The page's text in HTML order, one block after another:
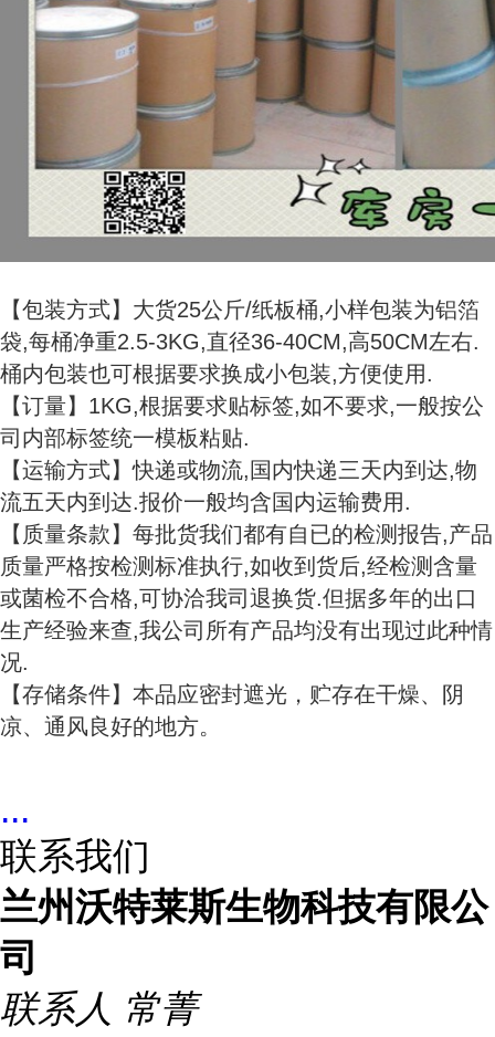
【包装方式】大货25公斤/纸板桶,小样包装为铝箔
袋,每桶净重2.5-3KG,直径36-40CM,高50CM左右.
桶内包装也可根据要求换成小包装,方便使用.
【订量】1KG,根据要求贴标签,如不要求,一般按公
司内部标签统一模板粘贴.
【运输方式】快递或物流,国内快递三天内到达,物
流五天内到达.报价一般均含国内运输费用.
【质量条款】每批货我们都有自已的检测报告,产品
质量严格按检测标准执行,如收到货后,经检测含量
或菌检不合格,可协洽我司退换货.但据多年的出口
生产经验来查,我公司所有产品均没有出现过此种情
况.
【存储条件】本品应密封遮光，贮存在干燥、阴
凉、通风良好的地方。
...
联系我们
兰州沃特莱斯生物科技有限公
司
联系人 常菁